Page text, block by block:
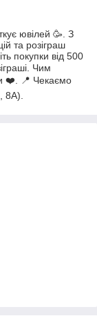
ювілей 🥳. З
та розіграш
покупки від 500
Чим
❤️. 📍 Чекаємо
8А).